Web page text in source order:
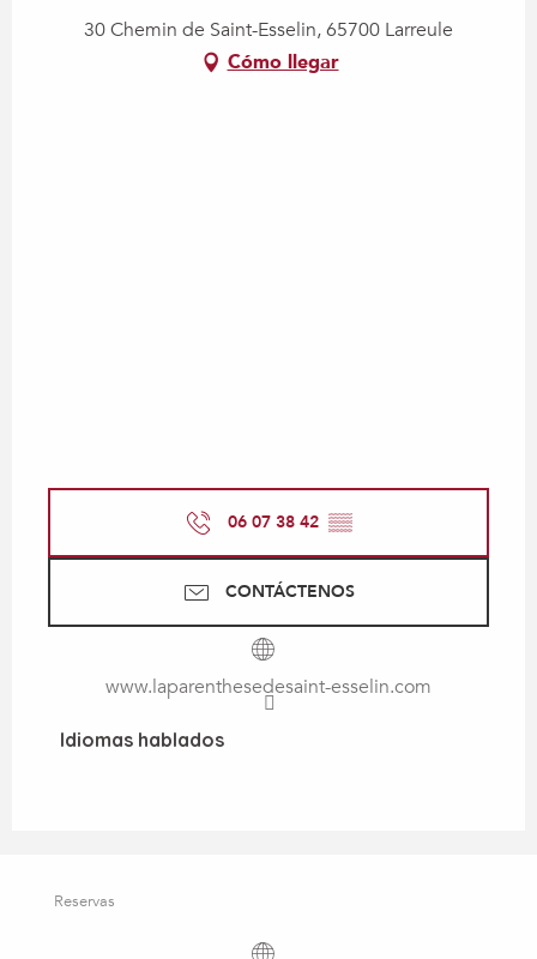
30 Chemin de Saint-Esselin, 65700 Larreule
Cómo llegar
06 07 38 42 ▒▒
CONTÁCTENOS
www.laparenthesedesaint-esselin.com
Idiomas hablados
Idiomas hablados
Reservas